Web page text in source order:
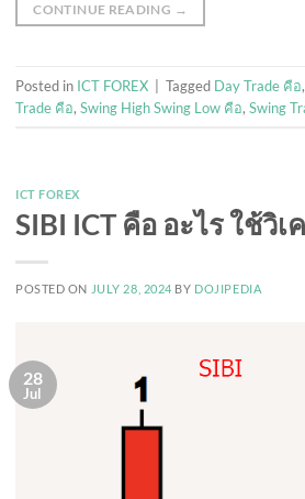
CONTINUE READING →
Posted in ICT FOREX Tagged Day Trade คือ,
Trade คือ, Swing High Swing Low คือ, Swing
ICT FOREX
SIBI ICT คือ อะไร ใช้วิ
POSTED ON JULY 28, 2024 BY DOJIPEDIA
28
Jul